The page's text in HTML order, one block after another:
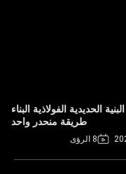
الحديدية الفولاذية البناء
طريقة منحدر واحد
8 الرؤى